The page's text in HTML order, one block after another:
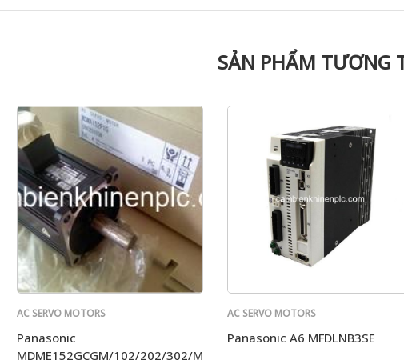
SẢN PHẨM TƯƠNG
AC SERVO MOTORS
Panasonic
MDME152GCGM/102/202/302/MHME/HM/402/MSME
AC SERVO MOTORS
Panasonic A6 MFDLNB3SE